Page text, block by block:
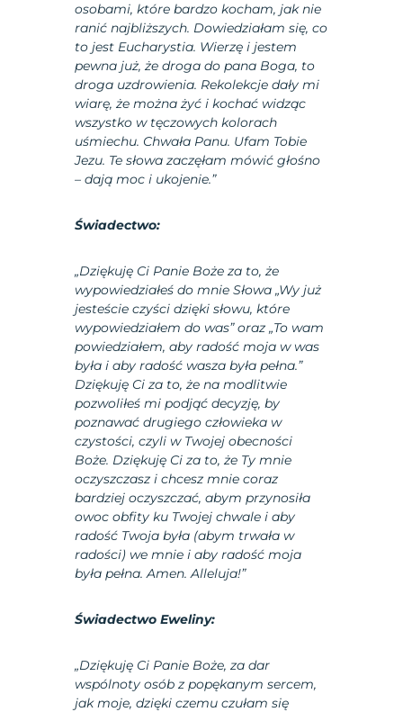
osobami, które bardzo kocham, jak nie
ranić najbliższych. Dowiedziałam się, co
to jest Eucharystia. Wierzę i jestem
pewna już, że droga do pana Boga, to
droga uzdrowienia. Rekolekcje dały mi
wiarę, że można żyć i kochać widząc
wszystko w tęczowych kolorach
uśmiechu. Chwała Panu. Ufam Tobie
Jezu. Te słowa zaczęłam mówić głośno
– dają moc i ukojenie.”
Świadectwo:
„Dziękuję Ci Panie Boże za to, że
wypowiedziałeś do mnie Słowa „Wy już
jesteście czyści dzięki słowu, które
wypowiedziałem do was” oraz „To wam
powiedziałem, aby radość moja w was
była i aby radość wasza była pełna.”
Dziękuję Ci za to, że na modlitwie
pozwoliłeś mi podjąć decyzję, by
poznawać drugiego człowieka w
czystości, czyli w Twojej obecności
Boże. Dziękuję Ci za to, że Ty mnie
oczyszczasz i chcesz mnie coraz
bardziej oczyszczać, abym przynosiła
owoc obfity ku Twojej chwale i aby
radość Twoja była (abym trwała w
radości) we mnie i aby radość moja
była pełna. Amen. Alleluja!”
Świadectwo Eweliny:
„Dziękuję Ci Panie Boże, za dar
wspólnoty osób z popękanym sercem,
jak moje, dzięki czemu czułam się